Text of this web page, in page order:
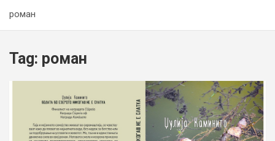
роман
Tag: роман